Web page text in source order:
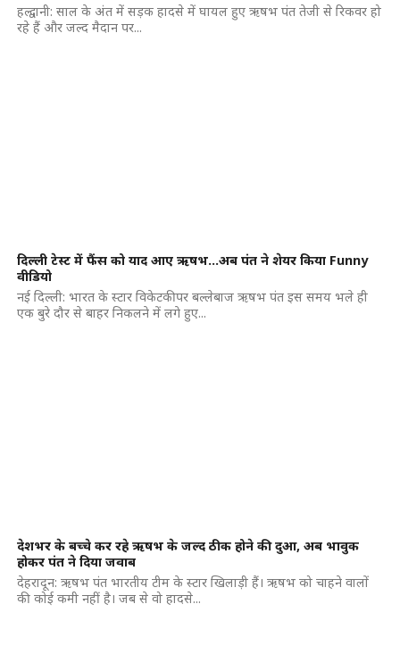
हल्द्वानी: साल के अंत में सड़क हादसे में घायल हुए ऋषभ पंत तेजी से रिकवर हो
रहे हैं और जल्द मैदान पर...
दिल्ली टेस्ट में फैंस को याद आए ऋषभ…अब पंत ने शेयर किया Funny
वीडियो
नई दिल्ली: भारत के स्टार विकेटकीपर बल्लेबाज ऋषभ पंत इस समय भले ही
एक बुरे दौर से बाहर निकलने में लगे हुए...
देशभर के बच्चे कर रहे ऋषभ के जल्द ठीक होने की दुआ, अब भावुक
होकर पंत ने दिया जवाब
देहरादून: ऋषभ पंत भारतीय टीम के स्टार खिलाड़ी हैं। ऋषभ को चाहने वालों
की कोई कमी नहीं है। जब से वो हादसे...